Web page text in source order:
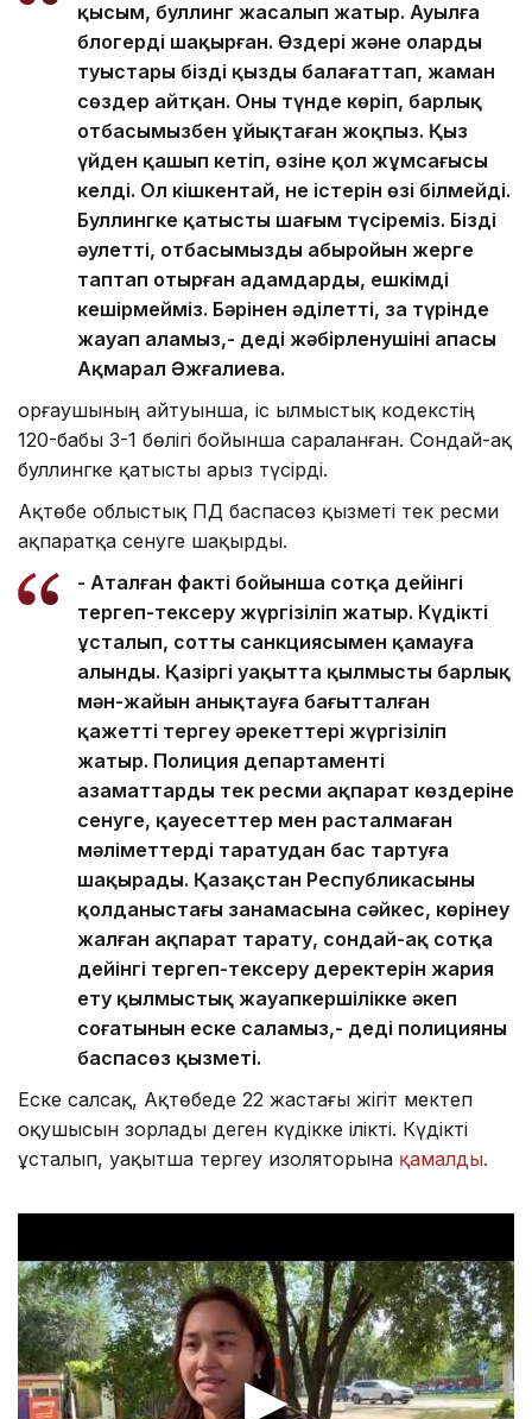
қысым, буллинг жасалып жатыр. Ауылға
блогерді шақырған. Өздері және олардың
туыстары біздің қызды балағаттап, жаман
сөздер айтқан. Оны түнде көріп, барлық
отбасымызбен ұйықтаған жоқпыз. Қыз
үйден қашып кетіп, өзіне қол жұмсағысы
келді. Ол кішкентай, не істерін өзі білмейді.
Буллингке қатысты шағым түсіреміз. Біздің
әулеттің, отбасымыздың абыройын жерге
таптап отырған адамдарды, ешкімді
кешірмейміз. Бәрінен әділетті, заң түрінде
жауап аламыз,- деді жәбірленушінің апасы
Ақмарал Әжғалиева.
Қорғаушының айтуынша, іс Қылмыстық кодекстің
120-бабы 3-1 бөлігі бойынша сараланған. Сондай-ақ
буллингке қатысты арыз түсірді.
Ақтөбе облыстық ПД баспасөз қызметі тек ресми
ақпаратқа сенуге шақырды.
- Аталған факті бойынша сотқа дейінгі
тергеп-тексеру жүргізіліп жатыр. Күдікті
ұсталып, соттың санкциясымен қамауға
алынды. Қазіргі уақытта қылмыстың барлық
мән-жайын анықтауға бағытталған
қажетті тергеу әрекеттері жүргізіліп
жатыр. Полиция департаменті
азаматтарды тек ресми ақпарат көздеріне
сенуге, қауесеттер мен расталмаған
мәліметтерді таратудан бас тартуға
шақырады. Қазақстан Республикасының
қолданыстағы заңнамасына сәйкес, көрінеу
жалған ақпарат тарату, сондай-ақ сотқа
дейінгі тергеп-тексеру деректерін жария
ету қылмыстық жауапкершілікке әкеп
соғатынын еске саламыз,- деді полицияның
баспасөз қызметі.
Еске салсақ, Ақтөбеде 22 жастағы жігіт мектеп
оқушысын зорлады деген күдікке ілікті. Күдікті
ұсталып, уақытша тергеу изоляторына қамалды.